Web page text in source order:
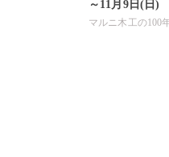
～11月9日(日)
マルニ木工の100